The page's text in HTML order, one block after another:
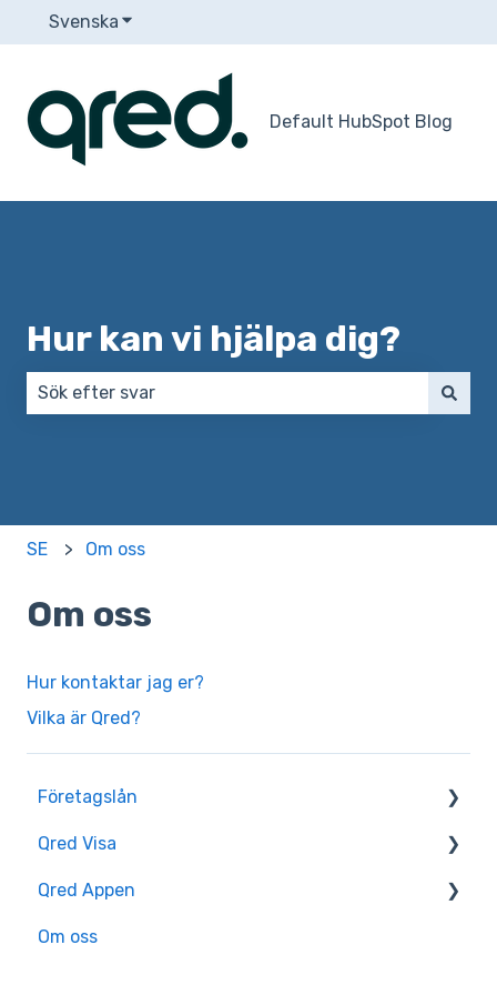
Svenska Visa undermenyer för översättningar
Default HubSpot Blog
Hur kan vi hjälpa dig?
SE Om oss
Om oss
Hur kontaktar jag er?
Vilka är Qred?
Företagslån
Ansök
Utbetalning
Ansökningsstatus
Qred Visa
Kom igång
Göra köp
Qred Appen
Kom igång
Om oss